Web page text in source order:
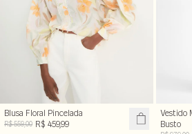
Blusa Floral Pincelada
R$ 559,00 R$ 459,99
Vestido
Busto